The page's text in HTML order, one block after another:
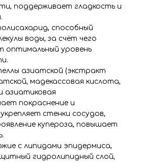
поддерживает гладкость и
способный
воды, за счёт чего
оптимальный уровень
азиатской (экстракт
мадекассовая кислота,
азиатиковая
покраснение и
стенки сосудов,
купероза, повышает
с липидами эпидермиса,
гидролипидный слой,